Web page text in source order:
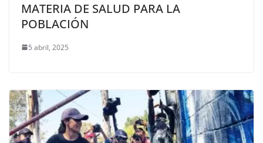
MATERIA DE SALUD PARA LA
POBLACIÓN
5 abril, 2025